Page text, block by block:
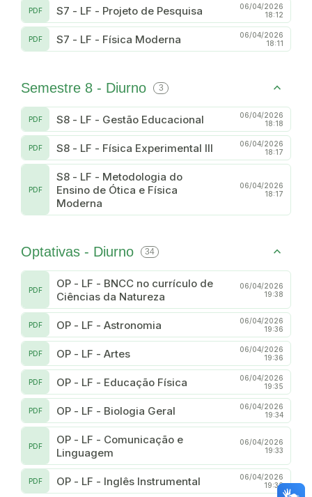
S7 - LF - Projeto de Pesquisa
PDF
06/04/2026
18:12
S7 - LF - Física Moderna
PDF
06/04/2026
18:11
Semestre 8 - Diurno 3
S8 - LF - Gestão Educacional
PDF
06/04/2026
18:18
S8 - LF - Física Experimental III
PDF
06/04/2026
18:17
S8 - LF - Metodologia do
Ensino de Ótica e Física
Moderna
PDF
06/04/2026
18:17
Optativas - Diurno 34
OP - LF - BNCC no currículo de
Ciências da Natureza
PDF
06/04/2026
19:38
OP - LF - Astronomia
PDF
06/04/2026
19:36
OP - LF - Artes
PDF
06/04/2026
19:36
OP - LF - Educação Física
PDF
06/04/2026
19:35
OP - LF - Biologia Geral
PDF
06/04/2026
19:34
OP - LF - Comunicação e
Linguagem
PDF
06/04/2026
19:33
OP - LF - Inglês Instrumental
PDF
06/04/2026
19:32